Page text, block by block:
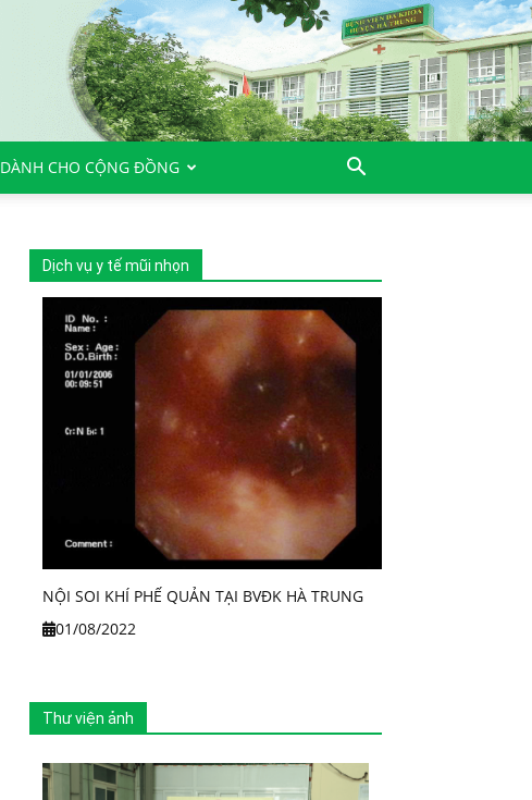
DÀNH CHO CỘNG ĐỒNG
Dịch vụ y tế mũi nhọn
NỘI SOI KHÍ PHẾ QUẢN TẠI BVĐK HÀ TRUNG
01/08/2022
Thư viện ảnh